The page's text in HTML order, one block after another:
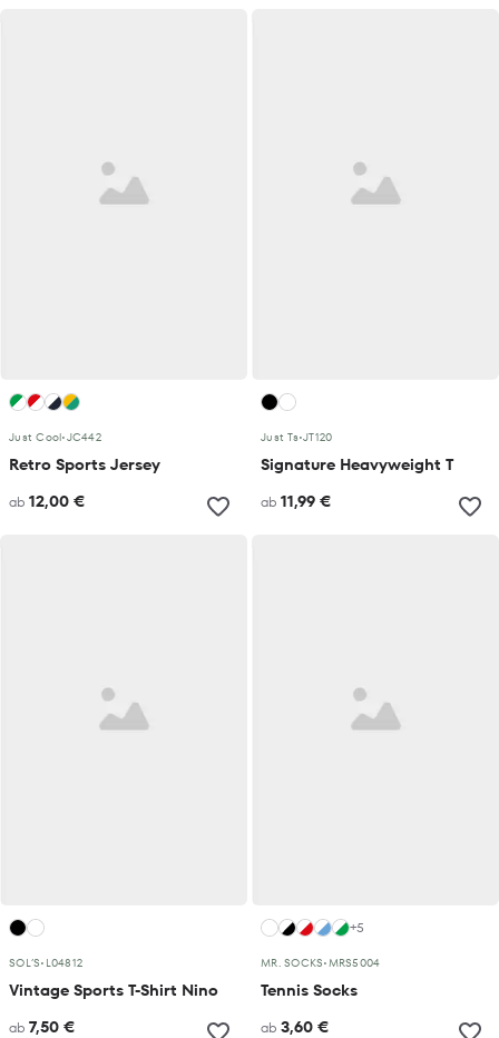
Just Cool•JC442
Retro Sports Jersey
ab 12,00 €
Just Ts•JT120
Signature Heavyweight T
ab 11,99 €
SOL´S• L04812
Vintage Sports T-Shirt Nino
ab 7,50 €
+5
MR. SOCKS•MRS5004
Tennis Socks
ab 3,60 €